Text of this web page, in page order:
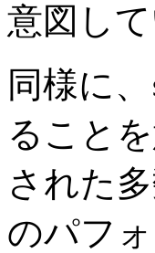
意図して
同様に、
ること
された
のパフ